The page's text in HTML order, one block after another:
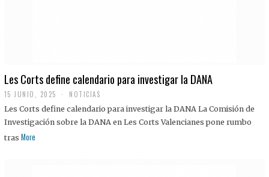
Les Corts define calendario para investigar la DANA
15 JUNIO, 2025 NOTICIAS
Les Corts define calendario para investigar la DANA La Comisión de
Investigación sobre la DANA en Les Corts Valencianes pone rumbo
tras More